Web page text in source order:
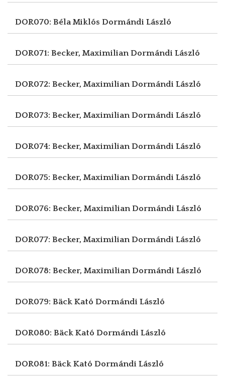
DOR070: Béla Miklós Dormándi László
DOR071: Becker, MaximilianDormándi László
DOR072: Becker, MaximilianDormándi László
DOR073: Becker, MaximilianDormándi László
DOR074: Becker, MaximilianDormándi László
DOR075: Becker, MaximilianDormándi László
DOR076: Becker, MaximilianDormándi László
DOR077: Becker, MaximilianDormándi László
DOR078: Becker, MaximilianDormándi László
DOR079: Bäck Kató Dormándi László
DOR080: Bäck Kató Dormándi László
DOR081: Bäck Kató Dormándi László